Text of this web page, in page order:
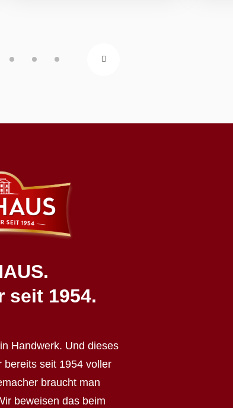
seit 1954.
Handwerk. Und dieses
bereits seit 1954 voller
braucht man
beweisen das beim